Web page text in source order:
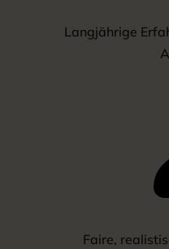
Langjährige
Faire,